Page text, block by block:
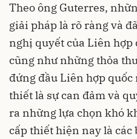
Theo ông Guterres,
giải pháp là rõ ràng và
nghị quyết của Liên hợp
cũng như những thỏa
đứng đầu Liên hợp
thiết là sự can đảm và
ra những lựa chọn khó
cấp thiết hiện nay là các